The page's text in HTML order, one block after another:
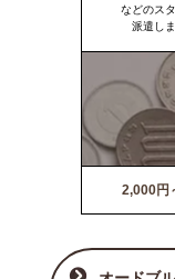
などのス
派遣しま
2,000円